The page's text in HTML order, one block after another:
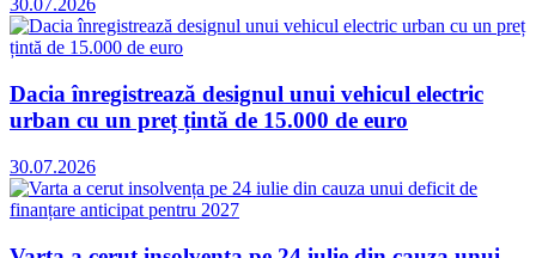
30.07.2026
Dacia înregistrează designul unui vehicul electric
urban cu un preț țintă de 15.000 de euro
30.07.2026